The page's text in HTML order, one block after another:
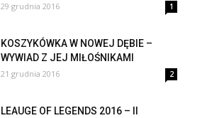
29 grudnia 2016 1
KOSZYKÓWKA W NOWEJ DĘBIE –
WYWIAD Z JEJ MIŁOŚNIKAMI
21 grudnia 2016 2
LEAUGE OF LEGENDS 2016 – II